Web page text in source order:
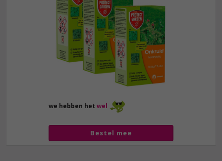
we hebben het wel
Bestel mee